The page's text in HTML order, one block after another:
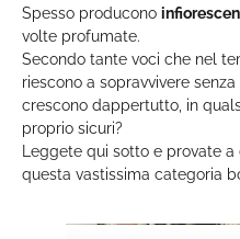
Spesso producono
volte profumate.
Secondo tante voci che nel
riescono a sopravvivere
crescono dappertutto, in
proprio sicuri?
Leggete qui sotto e provate
questa vastissima categoria